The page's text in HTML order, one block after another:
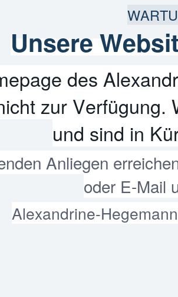
Unsere
des
zur Verfügung.
und sind in
Anliegen
oder E-Mail
Alexandrine-